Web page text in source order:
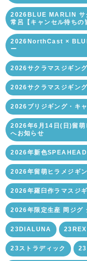
2026BLUE MARLIN サ
常呂【キャンセル待ちの
2026NorthCast ×
ー
2026サクラマスジギン
2026サクラマスジギン
2026ブリジギング・キ
2026年6月14日(日)留萌
へお知らせ
2026年新色
2026年留萌ヒラメジギ
2026年羅臼作ラマスジ
2026年限定生産 岡ジグ
23DIALUNA
23ストラディック